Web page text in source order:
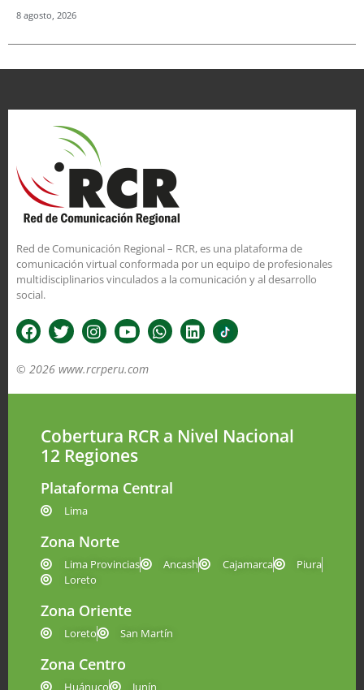
8 agosto, 2026
Red de Comunicación Regional – RCR, es una plataforma de
comunicación virtual conformada por un equipo de profesionales
multidisciplinarios vinculados a la comunicación y al desarrollo
social.
© 2026 www.rcrperu.com
Cobertura RCR a Nivel Nacional
12 Regiones
Plataforma Central
Lima
Zona Norte
Lima Provincias Ancash Cajamarca
Piura
Loreto
Zona Oriente
Loreto San Martín
Zona Centro
Huánuco Junín